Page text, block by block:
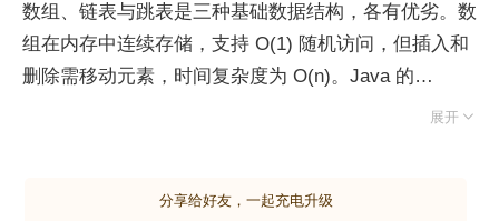
数组、链表与跳表是三种基础数据结构，各有优劣。数
组在内存中连续存储，支持 O(1) 随机访问，但插入和
删除需移动元素，时间复杂度为 O(n)。Java 的
ArrayList 通过动态扩容（通常翻倍）和数组拷贝解决
用，双向链表增加前驱引用，首尾相连则构成循环链
展开 
分享给好友，一起充电升级